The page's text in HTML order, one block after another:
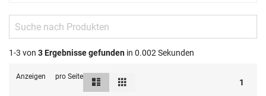
1-3 von 3Ergebnisse gefunden in 0.002 Sekunden
Anzeigen pro Seite
1
Ansicht